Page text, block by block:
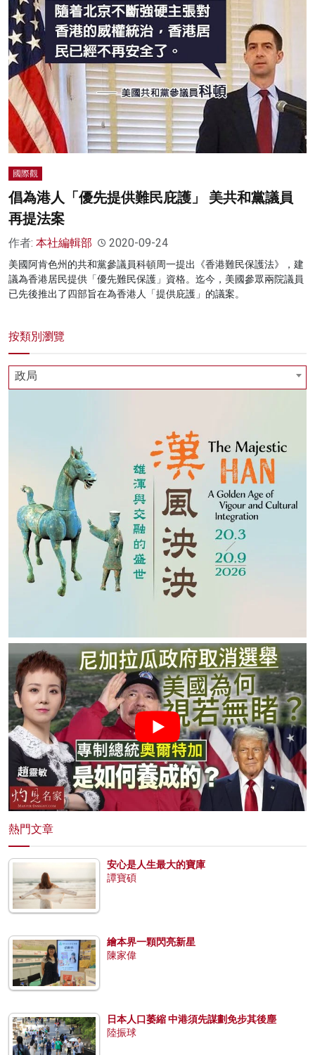
國際觀
倡為港人「優先提供難民庇護」 美共和黨議員
再提法案
作者: 本社編輯部 2020-09-24
美國阿肯色州的共和黨參議員科頓周一提出《香港難民保護法》，建
議為香港居民提供「優先難民保護」資格。迄今，美國參眾兩院議員
已先後推出了四部旨在為香港人「提供庇護」的議案。
按類別瀏覽
政局
熱門文章
安心是人生最大的寶庫
譚寶碩
繪本界一顆閃亮新星
陳家偉
日本人口萎縮 中港須先謀劃免步其後塵
陸振球